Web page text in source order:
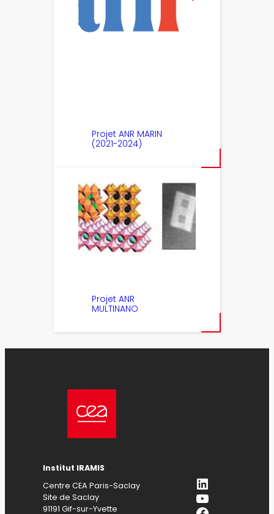
Projet ANR MARIN
(2021-2024)
Projet ANR
MULTINANO
Institut IRAMIS
Centre CEA Paris-Saclay
Site de Saclay
91191 Gif-sur-Yvette
LinkedIn
YouTube